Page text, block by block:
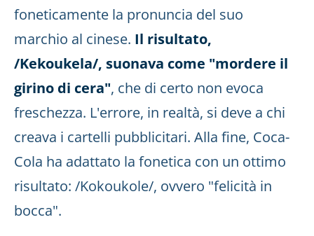
foneticamente la pronuncia del suo
marchio al cinese. Il risultato,
/Kekoukela/, suonava come "mordere il
girino di cera", che di certo non evoca
freschezza. L'errore, in realtà, si deve a chi
creava i cartelli pubblicitari. Alla fine, Coca-
Cola ha adattato la fonetica con un ottimo
risultato: /Kokoukole/, ovvero "felicità in
bocca".